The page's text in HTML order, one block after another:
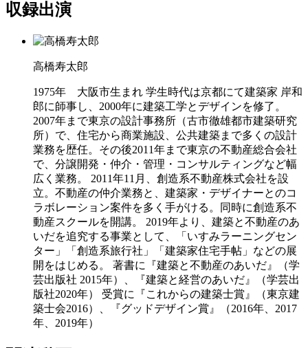
収録出演
高橋寿太郎
1975年 大阪市生まれ 学生時代は京都にて建築家 岸和
郎に師事し、2000年に建築工学とデザインを修了。
2007年まで東京の設計事務所（古市徹雄都市建築研究
所）で、住宅から商業施設、公共建築まで多くの設計
業務を歴任。その後2011年まで東京の不動産総合会社
で、分譲開発・仲介・管理・コンサルティングなど幅
広く業務。 2011年11月、創造系不動産株式会社を設
立。不動産の仲介業務と、建築家・デザイナーとのコ
ラボレーション案件を多く手がける。同時に創造系不
動産スクールを開講。 2019年より、建築と不動産のあ
いだを追究する事業として、「いすみラーニングセン
ター」「創造系旅行社」「建築家住宅手帖」などの展
開をはじめる。 著書に『建築と不動産のあいだ』（学
芸出版社 2015年）、『建築と経営のあいだ』（学芸出
版社2020年） 受賞に『これからの建築士賞』（東京建
築士会2016）、『グッドデザイン賞』（2016年、2017
年、2019年）